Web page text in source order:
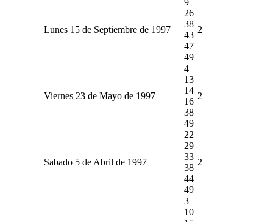
Lunes 15 de Septiembre de 1997
26
38
43
47
49
2
Viernes 23 de Mayo de 1997
4
13
14
16
38
49
2
Sabado 5 de Abril de 1997
22
29
33
38
44
49
2
3
10